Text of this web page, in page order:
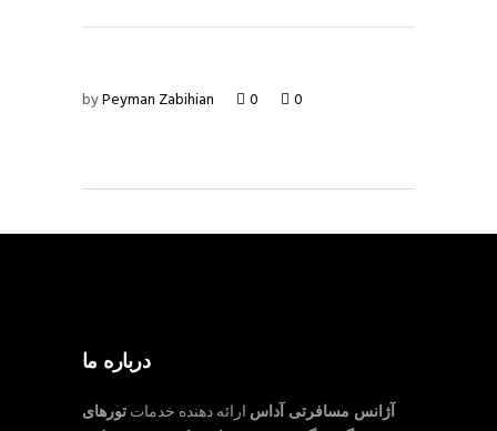
byPeyman Zabihian 0 0
درباره ما
آژانس مسافرتی آداس ارائه دهنده خدماتتورهای